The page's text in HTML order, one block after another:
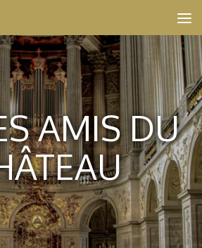
AMIS DU